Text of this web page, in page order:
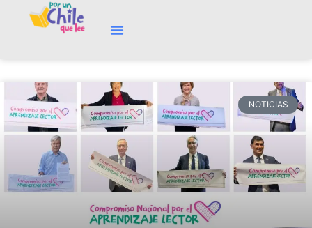
NOTICIAS